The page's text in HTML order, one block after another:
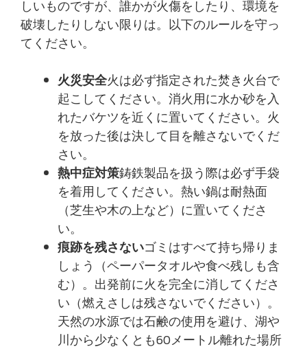
しいものですが、誰かが火傷をしたり、環境を
破壊したりしない限りは。以下のルールを守っ
てください。
火災安全火は必ず指定された焚き火台で
起こしてください。消火用に水か砂を入
れたバケツを近くに置いてください。火
を放った後は決して目を離さないでくだ
さい。
熱中症対策鋳鉄製品を扱う際は必ず手袋
を着用してください。熱い鍋は耐熱面
（芝生や木の上など）に置いてくださ
い。
痕跡を残さないゴミはすべて持ち帰りま
しょう（ペーパータオルや食べ残しも含
む）。出発前に火を完全に消してくださ
い（燃えさしは残さないでください）。
天然の水源では石鹸の使用を避け、湖や
川から少なくとも60メートル離れた場所